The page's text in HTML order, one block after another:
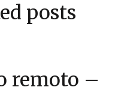
posts
remoto –